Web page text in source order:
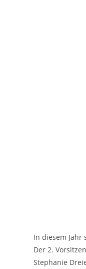
In diesem
Der 2.
Stephanie